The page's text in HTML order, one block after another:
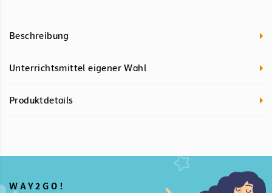
Beschreibung
Unterrichtsmittel eigener Wahl
Produktdetails
WAY2GO!